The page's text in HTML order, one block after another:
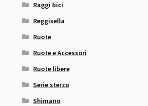
Raggi bici
Reggisella
Ruote
Ruote e Accessori
Ruote libere
Serie sterzo
Shimano